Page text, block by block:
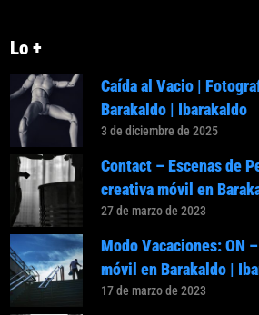
Lo +
Caída al Vacio |
Barakaldo | Ibarakaldo
3 de diciembre de 2025
Contact – Escenas de
creativa móvil en
27 de marzo de 2023
Modo Vacaciones: ON
móvil en Barakaldo |
17 de marzo de 2023